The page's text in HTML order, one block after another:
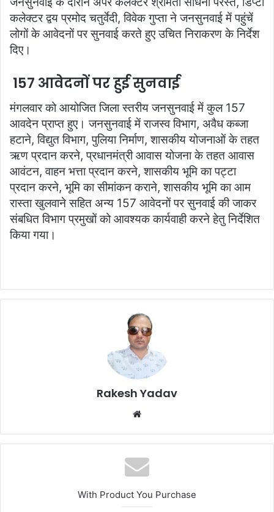
कलेक्टर द्वय प्रमोद चतुर्वेदी, विवेक गुप्ता ने जनसुनवाई में पहुंचें
लोगों के आवेदनों पर सुनवाई करते हुए उचित निराकरण के निर्देश
दिए।
157 आवेदनों पर हुई सुनवाई
मंगलवार को आयोजित जिला स्तरीय जनसुनवाई में कुल 157
आवदेन प्राप्त हुए। जनसुनवाई में राजस्व विभाग, अवैध कब्जा
हटाने, विद्युत विभाग, पुलिया निर्माण, शासकीय योजनाओं के तहत
ऋण प्रदान करने, प्रधानमंत्री आवास योजना के तहत आवास
आवंटन, वाहन भत्ता प्रदान करने, शासकीय भूमि का पट्टा
प्रदान करने, भूमि का सीमांकन कराने, शासकीय भूमि का आम
रास्ता खुलवाने सहित अन्य 157 आवेदनों पर सुनवाई की जाकर
संबधित विभाग प्रमुखों को आवश्यक कार्यवाही करने हेतु निर्देशित
किया गया।
Rakesh Yadav
b
s
i
e
With Product You Purchase